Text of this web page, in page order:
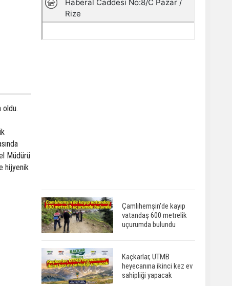
oldu.
Müdürü
hijyenik
Çamlıhemşin'de kayıp
vatandaş 600 metrelik
uçurumda bulundu
Kaçkarlar, UTMB
heyecanına ikinci kez ev
sahipliği yapacak